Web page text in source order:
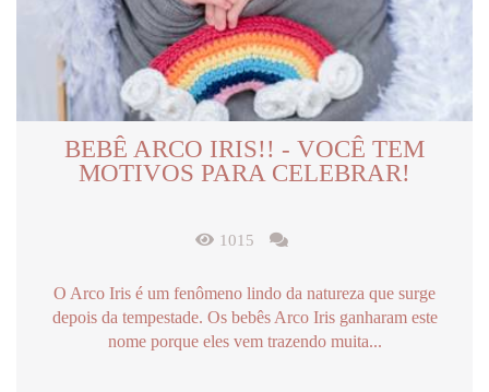
BEBÊ ARCO IRIS!! - VOCÊ TEM
MOTIVOS PARA CELEBRAR!
1015
O Arco Iris é um fenômeno lindo da natureza que surge
depois da tempestade. Os bebês Arco Iris ganharam este
nome porque eles vem trazendo muita...